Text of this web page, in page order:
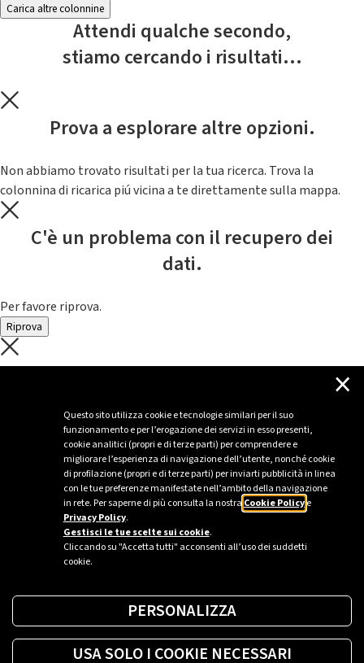
Questo sito utilizza cookie e tecnologie similari per il suo
funzionamento e per l’erogazione dei servizi in esso presenti,
cookie analitici (propri e di terze parti) per comprendere e
migliorare l’esperienza di navigazione dell’utente, nonché cookie
di profilazione (propri e di terze parti) per inviarti pubblicità in linea
con le tue preferenze manifestate nell’ambito della navigazione
in rete. Per saperne di più consulta la nostra Cookie Policye
Privacy Policy.
Gestisci le tue scelte sui cookie.
Cliccando su "Accetta tutti" acconsenti all’uso dei suddetti
cookie.
×
PERSONALIZZA
USA SOLO I COOKIE NECESSARI
Carica altre colonnine
Attendi qualche secondo,
stiamo cercando i risultati...
Prova a esplorare altre opzioni.
Non abbiamo trovato risultati per la tua ricerca. Trova la
colonnina di ricarica piú vicina a te direttamente sulla mappa.
C'è un problema con il recupero dei
dati.
Per favore riprova.
Riprova
C'è un problema con il recupero dei
Per favore riprova piú tardi
Sei un’azienda o una PA?
Trova la soluzione più giusta per te.
Richiedi una colonnina